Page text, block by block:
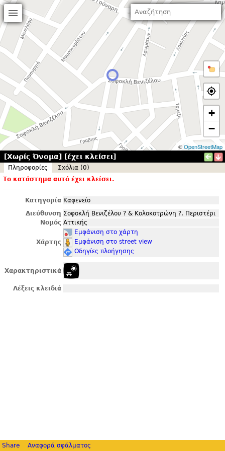
+
−
©OpenStreetMap
[Χωρίς Όνομα] [έχει κλείσει]
Πληροφορίες
Σxόλια (0)
Το κατάστημα αυτό έχει κλείσει.
Κατηγορία Καφενείο
Διεύθυνση Σοφοκλή Βενιζέλου ? & Κολοκοτρώνη ?, Περιστέρι
Νομός Αττικής
Χάρτης
Εμφάνιση στο χάρτη
Εμφάνιση στο street view
Οδηγίες πλοήγησης
Χαρακτηριστικά
Λέξεις κλειδιά
Share Αναφορά σφάλματος